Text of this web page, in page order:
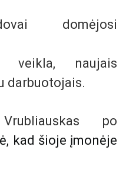
domėjosi
veikla, naujais
darbuotojais.
po
kad šioje įmonėje